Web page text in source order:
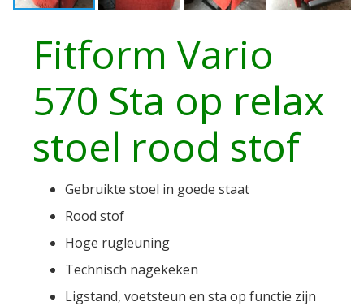
Fitform Vario
570 Sta op relax
stoel rood stof
Gebruikte stoel in goede staat
Rood stof
Hoge rugleuning
Technisch nagekeken
Ligstand, voetsteun en sta op functie zijn